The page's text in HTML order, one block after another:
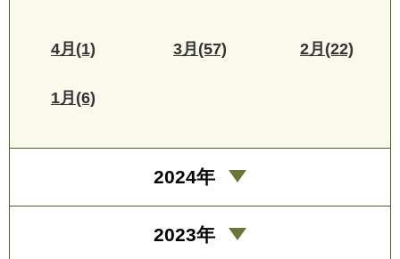
4月(1) 3月(57) 2月(22)
1月(6)
2024年
2023年